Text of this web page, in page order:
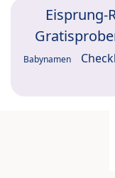
Eisprung-
Babynamen